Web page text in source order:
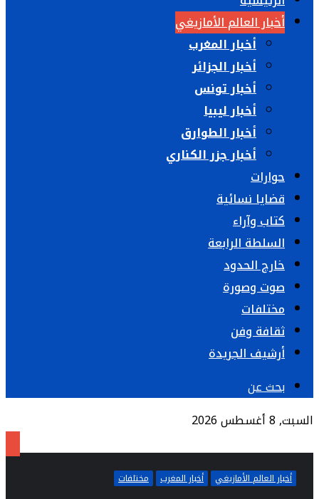
أخبار العالم الأمازيغي
أخبار المغرب
أخبار الجزائر
أخبار تونس
أخبار ليبيا
أخبار الطوارق
أخبار جزر الكناري
حوارات
قضايا نسائية
كتاب وآراء
السلطة الرابعة
خارج الحدود
صوت وصورة
مختلفات
ثقافة وفن
أرشيف الجريدة
بحث عن
السبت, 8 أغسطس 2026
أخبار العالم الأمازيغي أخبار المغرب مختلفات